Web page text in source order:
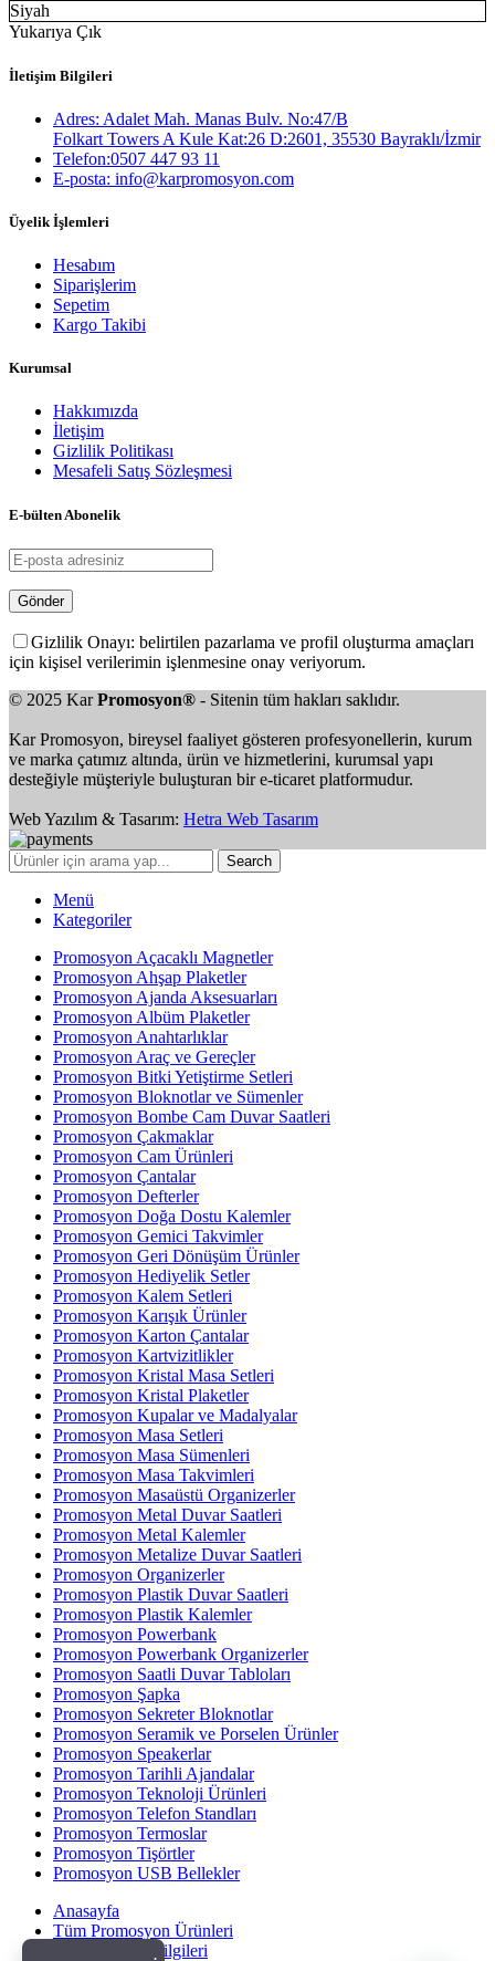
Siyah
Yukarıya Çık
İletişim Bilgileri
Adres: Adalet Mah. Manas Bulv. No:47/B
Folkart Towers A Kule Kat:26 D:2601, 35530 Bayraklı/İzmir
Telefon:0507 447 93 11
E-posta: info@karpromosyon.com
Üyelik İşlemleri
Hesabım
Siparişlerim
Sepetim
Kargo Takibi
Kurumsal
Hakkımızda
İletişim
Gizlilik Politikası
Mesafeli Satış Sözleşmesi
E-bülten Abonelik
Gizlilik Onayı: belirtilen pazarlama ve profil oluşturma amaçları
için kişisel verilerimin işlenmesine onay veriyorum.
© 2025 KarPromosyon® - Sitenin tüm hakları saklıdır.
Kar Promosyon, bireysel faaliyet gösteren profesyonellerin, kurum
ve marka çatımız altında, ürün ve hizmetlerini, kurumsal yapı
desteğiyle müşteriyle buluşturan bir e-ticaret platformudur.
Web Yazılım & Tasarım: Hetra Web Tasarım
Search
Menü
Kategoriler
Promosyon Açacaklı Magnetler
Promosyon Ahşap Plaketler
Promosyon Ajanda Aksesuarları
Promosyon Albüm Plaketler
Promosyon Anahtarlıklar
Promosyon Araç ve Gereçler
Promosyon Bitki Yetiştirme Setleri
Promosyon Bloknotlar ve Sümenler
Promosyon Bombe Cam Duvar Saatleri
Promosyon Çakmaklar
Promosyon Cam Ürünleri
Promosyon Çantalar
Promosyon Defterler
Promosyon Doğa Dostu Kalemler
Promosyon Gemici Takvimler
Promosyon Geri Dönüşüm Ürünler
Promosyon Hediyelik Setler
Promosyon Kalem Setleri
Promosyon Karışık Ürünler
Promosyon Karton Çantalar
Promosyon Kartvizitlikler
Promosyon Kristal Masa Setleri
Promosyon Kristal Plaketler
Promosyon Kupalar ve Madalyalar
Promosyon Masa Setleri
Promosyon Masa Sümenleri
Promosyon Masa Takvimleri
Promosyon Masaüstü Organizerler
Promosyon Metal Duvar Saatleri
Promosyon Metal Kalemler
Promosyon Metalize Duvar Saatleri
Promosyon Organizerler
Promosyon Plastik Duvar Saatleri
Promosyon Plastik Kalemler
Promosyon Powerbank
Promosyon Powerbank Organizerler
Promosyon Saatli Duvar Tabloları
Promosyon Şapka
Promosyon Sekreter Bloknotlar
Promosyon Seramik ve Porselen Ürünler
Promosyon Speakerlar
Promosyon Tarihli Ajandalar
Promosyon Teknoloji Ürünleri
Promosyon Telefon Standları
Promosyon Termoslar
Promosyon Tişörtler
Promosyon USB Bellekler
Anasayfa
Tüm Promosyon Ürünleri
Banka Hesap Bilgileri